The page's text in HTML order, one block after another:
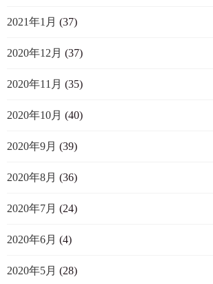
2021年1月 (37)
2020年12月 (37)
2020年11月 (35)
2020年10月 (40)
2020年9月 (39)
2020年8月 (36)
2020年7月 (24)
2020年6月 (4)
2020年5月 (28)